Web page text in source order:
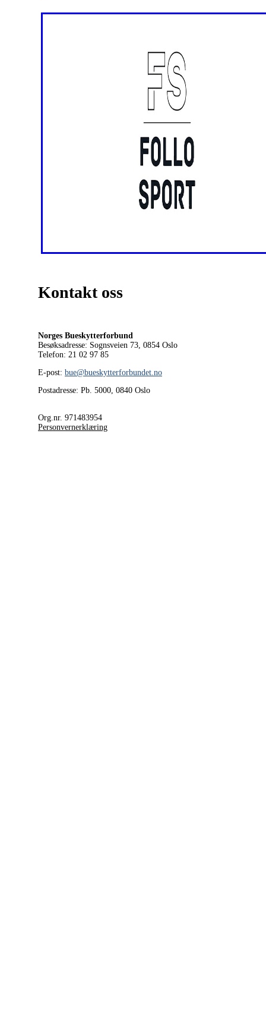
Kontakt oss
Norges Bueskytterforbund
Besøksadresse: Sognsveien 73, 0854 Oslo
Telefon: 21 02 97 85
E-post: bue@bueskytterforbundet.no
Postadresse: Pb. 5000, 0840 Oslo
Org.nr. 971483954
Personvernerklæring